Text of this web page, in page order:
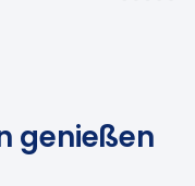
genießen